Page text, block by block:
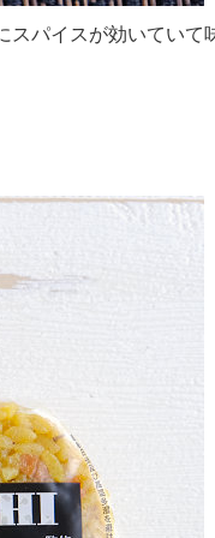
スパイスが効いていて